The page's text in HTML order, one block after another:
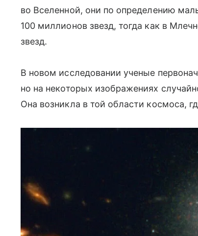
во Вселенной, они по определению
100 миллионов звезд, тогда как в
звезд.
В новом исследовании ученые
но на некоторых изображениях
Она возникла в той области космоса,